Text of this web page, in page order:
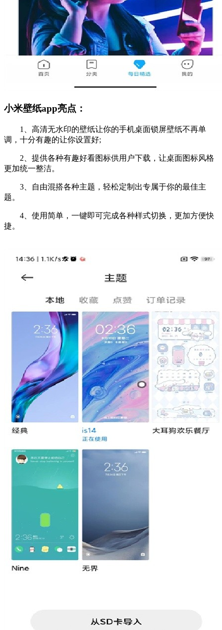
小米壁纸app亮点：
1、高清无水印的壁纸让你的手机桌面锁屏壁纸不再单
调，十分有趣的让你设置好;
2、提供各种有趣好看图标供用户下载，让桌面图标风格
更加统一整洁。
3、自由混搭各种主题，轻松定制出专属于你的最佳主
题。
4、使用简单，一键即可完成各种样式切换，更加方便快
捷。